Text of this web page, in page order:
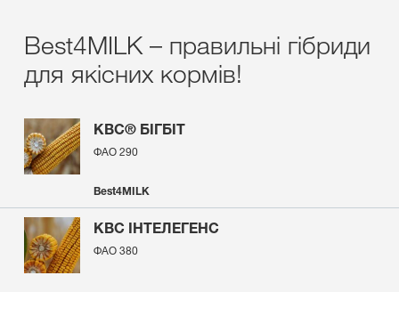
Best4MILK – правильні гібриди
для якісних кормів!
КВС® БІГБІТ
ФАО 290
Best4MILK
КВС ІНТЕЛЕГЕНС
ФАО 380